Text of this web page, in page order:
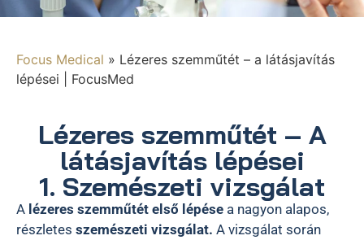
Focus Medical » Lézeres szemműtét – a látásjavítás
lépései | FocusMed
Lézeres szemműtét – A
látásjavítás lépései
1. Szemészeti vizsgálat
A lézeres szemműtét első lépése a nagyon alapos,
részletes szemészeti vizsgálat. A vizsgálat során